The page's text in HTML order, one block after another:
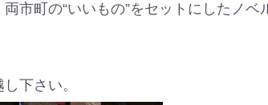
市町の“いいもの”をセットにしたノベ
下さい。